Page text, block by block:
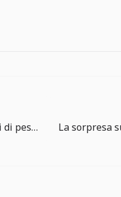
Guida ai luoghi di pesca di The Big One: dove lanciare dopo